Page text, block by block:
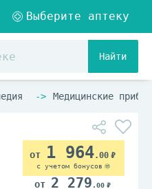
Найти
Медицинские
1 964.00
с учетом бонусов
2 279 .00